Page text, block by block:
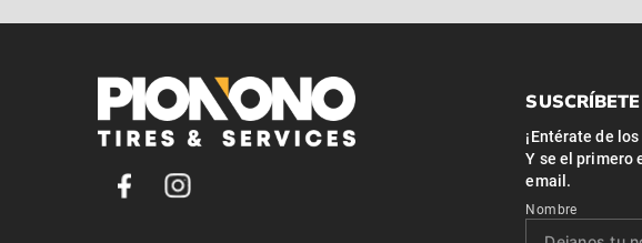
¡Entérate de
Y se el primero
email.
Nombre